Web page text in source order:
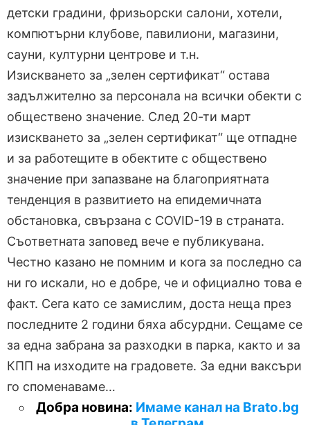
детски градини, фризьорски салони, хотели,
компютърни клубове, павилиони, магазини,
сауни, културни центрове и т.н.
Изискването за „зелен сертификат“ остава
задължително за персонала на всички обекти с
обществено значение. След 20-ти март
изискването за „зелен сертификат“ ще отпадне
и за работещите в обектите с обществено
значение при запазване на благоприятната
тенденция в развитието на епидемичната
обстановка, свързана с COVID-19 в страната.
Съответната заповед вече е публикувана.
Честно казано не помним и кога за последно са
ни го искали, но е добре, че и официално това е
факт. Сега като се замислим, доста неща през
последните 2 години бяха абсурдни. Сещаме се
за една забрана за разходки в парка, както и за
КПП на изходите на градовете. За едни ваксъри
го споменаваме…
Добра новина: Имаме канал на Brato.bg